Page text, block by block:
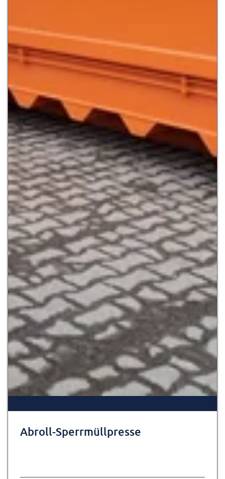
Abroll-Sperrmüllpresse